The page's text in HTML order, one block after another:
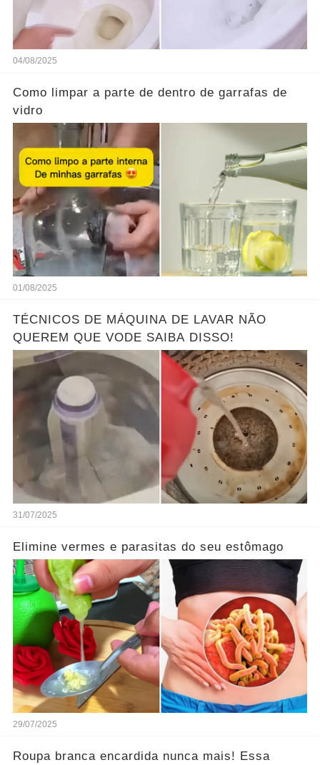
04/08/2025
Como limpar a parte de dentro de garrafas de
vidro
01/08/2025
TÉCNICOS DE MÁQUINA DE LAVAR NÃO
QUEREM QUE VODE SAIBA DISSO!
31/07/2025
Elimine vermes e parasitas do seu estômago
29/07/2025
Roupa branca encardida nunca mais! Essa